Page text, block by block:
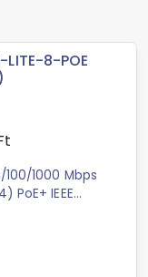
8-POE
1000 Mbps
PoE+ IEEE
portok